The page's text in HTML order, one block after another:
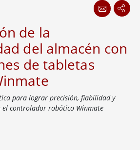
de la
del almacén con
de tabletas
para lograr precisión, fiabilidad y
controlador robótico Winmate